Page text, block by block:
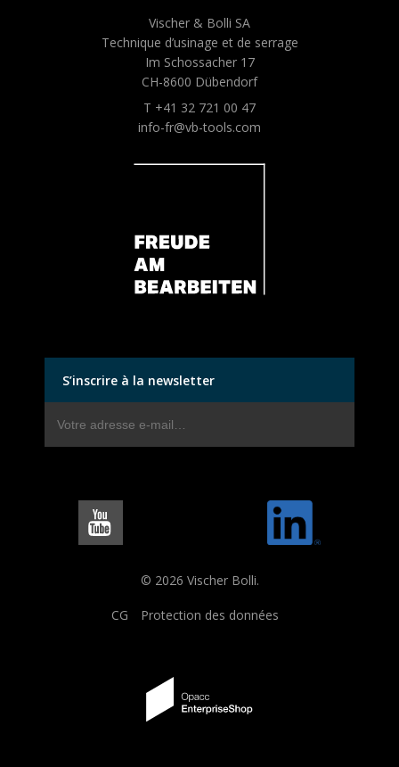
Vischer & Bolli SA
Technique d’usinage et de serrage
Im Schossacher 17
CH-8600 Dübendorf
T +41 32 721 00 47
info-fr@vb-tools.com
S’inscrire à la newsletter
© 2026 Vischer Bolli.
CG Protection des données